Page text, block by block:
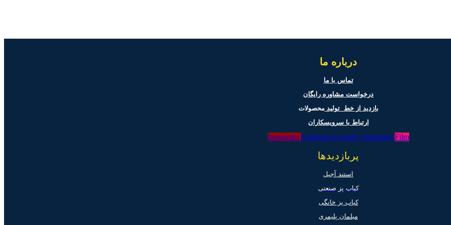
درباره ما
تماس با ما
درخواست مشاوره رایگان
بازدید از خط تولیدمحصولات
ارتباط با سرویسکاران
Instagram Telegram Youtube Whatsapp Film
پربازدیدها
استند آجیل
کباب پز صنعتی
کباب پز خانگی
مبلمان پلیمری